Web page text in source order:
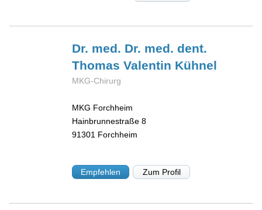
Dr. med. Dr. med. dent.
Thomas Valentin Kühnel
MKG-Chirurg
MKG Forchheim
Hainbrunnestraße 8
91301 Forchheim
Empfehlen Zum Profil